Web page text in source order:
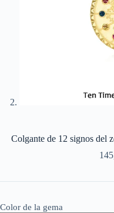
Colgante de 12 signos del
Color de la gema